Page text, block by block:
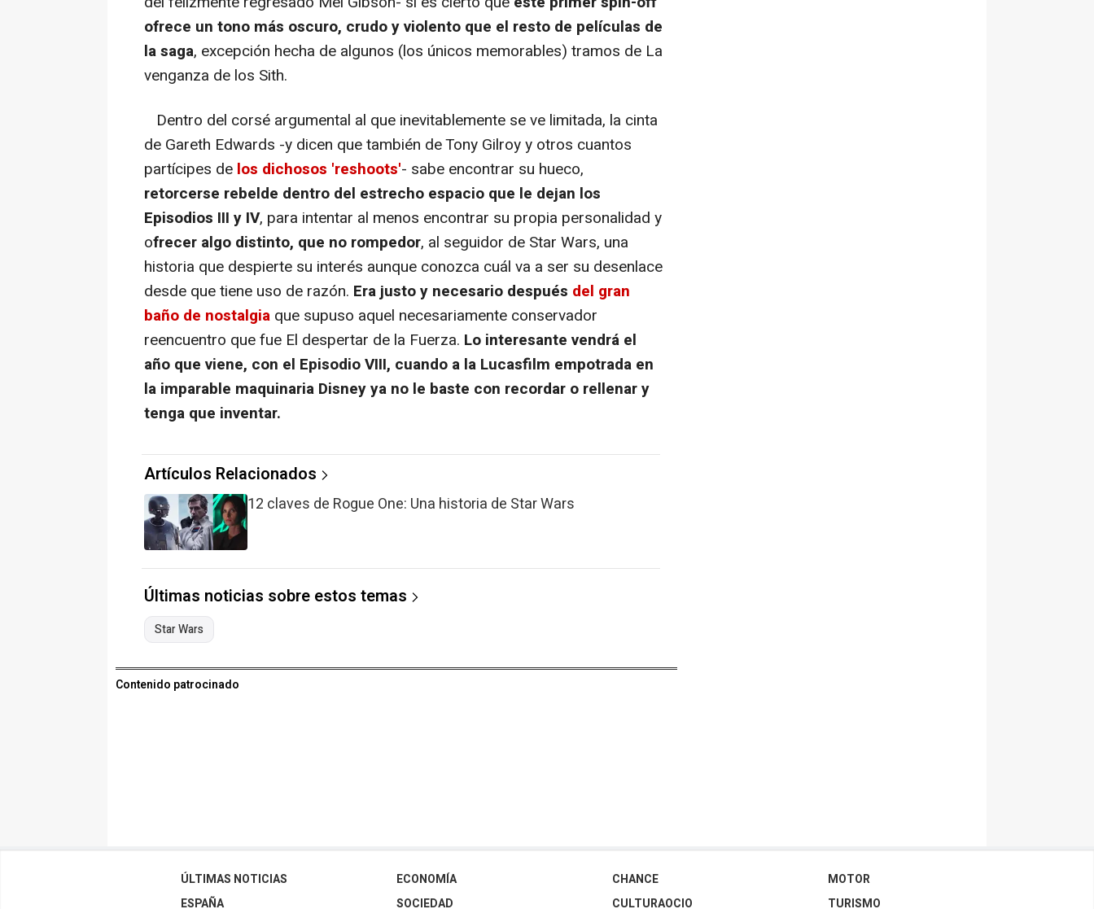
ofrece un tono más oscuro, crudo y violento que el resto de películas de
la saga, excepción hecha de algunos (los únicos memorables) tramos de La
venganza de los Sith.
Dentro del corsé argumental al que inevitablemente se ve limitada, la cinta
de Gareth Edwards -y dicen que también de Tony Gilroy y otros cuantos
partícipes de los dichosos 'reshoots'- sabe encontrar su hueco,
retorcerse rebelde dentro del estrecho espacio que le dejan los
Episodios III y IV, para intentar al menos encontrar su propia personalidad y
ofrecer algo distinto, que no rompedor, al seguidor de Star Wars, una
historia que despierte su interés aunque conozca cuál va a ser su desenlace
desde que tiene uso de razón. Era justo y necesario después del gran
baño de nostalgia que supuso aquel necesariamente conservador
reencuentro que fue El despertar de la Fuerza. Lo interesante vendrá el
año que viene, con el Episodio VIII, cuando a la Lucasfilm empotrada en
la imparable maquinaria Disney ya no le baste con recordar o rellenar y
tenga que inventar.
Artículos Relacionados
12 claves de Rogue One: Una historia de Star Wars
Últimas noticias sobre estos temas
Star Wars
Contenido patrocinado
ÚLTIMAS NOTICIAS
ESPAÑA
ECONOMÍA
SOCIEDAD
CHANCE
CULTURAOCIO
MOTOR
TURISMO